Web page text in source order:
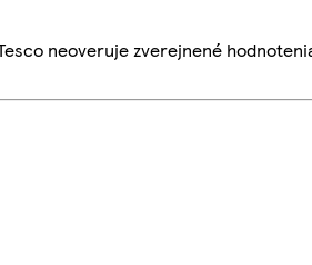
neoveruje zverejnené